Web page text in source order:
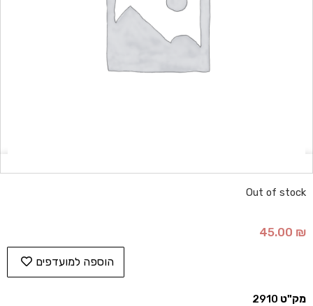
Out of stock
45.00 ₪
הוספה למועדפים
מק"ט 2910